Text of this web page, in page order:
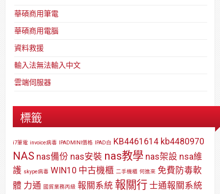
華碩商用筆電
華碩商用電腦
資料救援
輸入法無法輸入中文
雲端伺服器
標籤
i7筆電 invoice病毒 IPADMINI價格 IPAD白 KB4461614 kb4480970
NAS nas備份 nas安裝 nas教學 nas架設 nsa維
護 skype病毒 WIN10 中古機櫃 二手機櫃 何進來 免費防毒軟
體 力通 國貿業務丙級 報關系統 報關行 士通報關系統